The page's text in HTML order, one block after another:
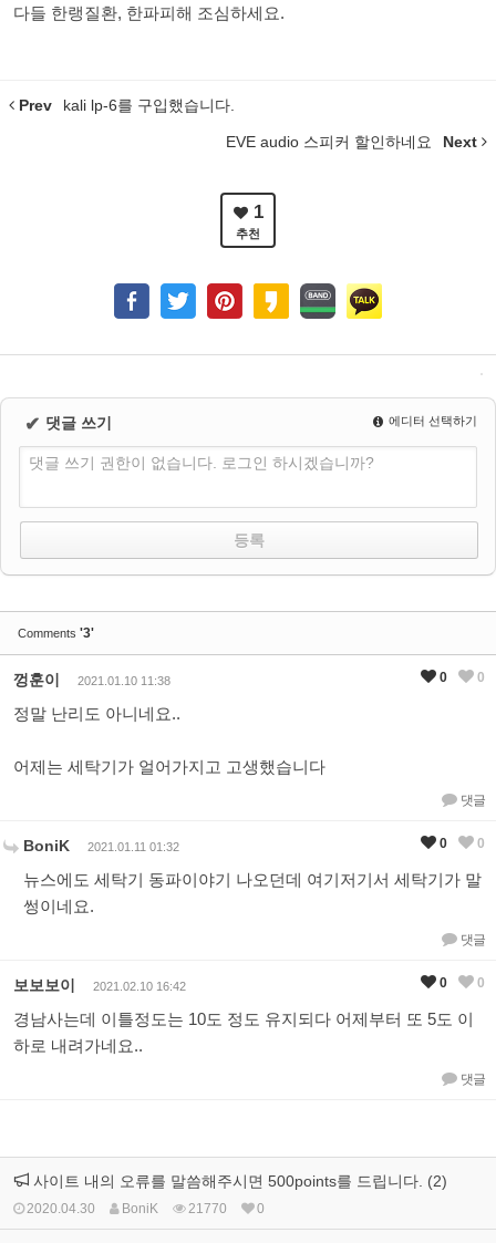
다들 한랭질환, 한파피해 조심하세요.
Prev kali lp-6를 구입했습니다.
EVE audio 스피커 할인하네요 Next
1
추천
✔ 댓글 쓰기 에디터 선택하기
댓글 쓰기 권한이 없습니다. 로그인 하시겠습니까?
Comments '3'
껑훈이 2021.01.10 11:38
정말 난리도 아니네요..
어제는 세탁기가 얼어가지고 고생했습니다
댓글
0 0
BoniK 2021.01.11 01:32
뉴스에도 세탁기 동파이야기 나오던데 여기저기서 세탁기가 말
썽이네요.
댓글
0 0
보보보이 2021.02.10 16:42
경남사는데 이틀정도는 10도 정도 유지되다 어제부터 또 5도 이
하로 내려가네요..
댓글
0 0
사이트 내의 오류를 말씀해주시면 500points를 드립니다. (2)
2020.04.30 BoniK 21770 0